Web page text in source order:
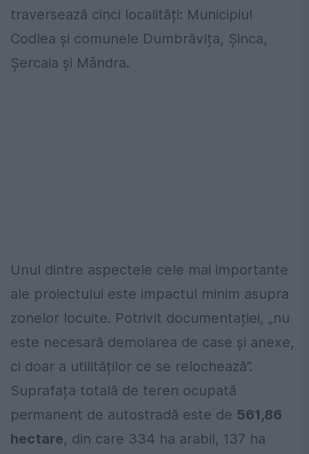
traversează cinci localități: Municipiul
Codlea și comunele Dumbrăvița, Șinca,
Șercaia și Mândra.
Unul dintre aspectele cele mai importante
ale proiectului este impactul minim asupra
zonelor locuite. Potrivit documentației, „nu
este necesară demolarea de case și anexe,
ci doar a utilităților ce se relochează”.
Suprafața totală de teren ocupată
permanent de autostradă este de 561,86
hectare, din care 334 ha arabil, 137 ha